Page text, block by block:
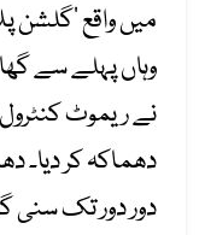
میں واقع ‘گلشن
وہاں پہلے سے
نے ریموٹ
دھماکہ کر دیا۔
دور دور تک سنی